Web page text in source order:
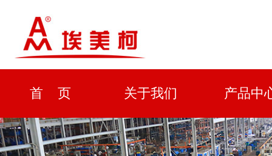
首 页 关于我们 产品中
资质证书 新闻中心 解决方